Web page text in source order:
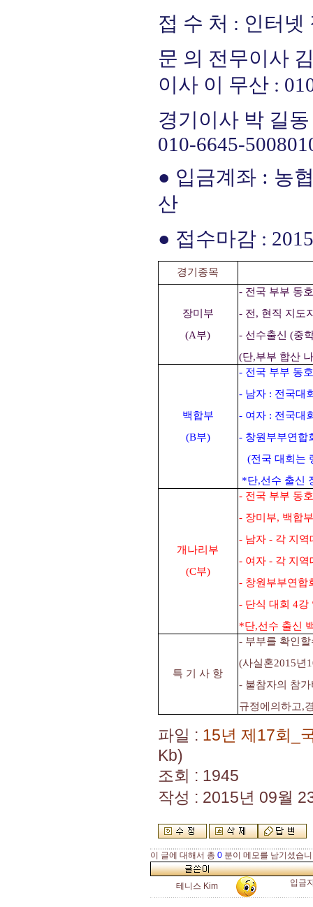
접 수 처 : 인터
문 의 전무이사
이사 이 무산 :
경기이사 박 길
010-6645-5008
● 입금계좌 : 농
산
● 접수마감 :
경기종목
장미부
(A부)
- 전국 부부 동
- 전, 현직 지도
- 선수출신 (중
(단,부부 합산
백합부
(B부)
- 전국 부부 동
- 남자 : 전국대
- 여자 : 전국대
- 창원부부연합
(전국 대회는
*단,선수 출신
개나리부
(C부)
- 전국 부부 동
- 장미부, 백합
- 남자 - 각 지역
- 여자 - 각 지역
- 창원부부연합
- 단식 대회 4강
*단,선수 출신
특 기 사 항
- 부부를 확인
(사실혼2015년
- 불참자의 참
규정에의하고,
파일 : 15년 제17회_
Kb)
조회 : 1945
작성 : 2015년 09월
이 글에 대해서 총 0 분이 메모를 남기셨습
테니스 Kim 입금